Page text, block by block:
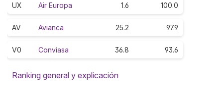
UX Air Europa 1.6 100.0
AV Avianca 25.2 97.9
V0 Conviasa 36.8 93.6
Ranking general y explicación